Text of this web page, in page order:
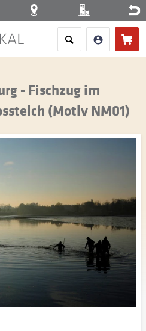
- Fischzug im
(Motiv NM01)